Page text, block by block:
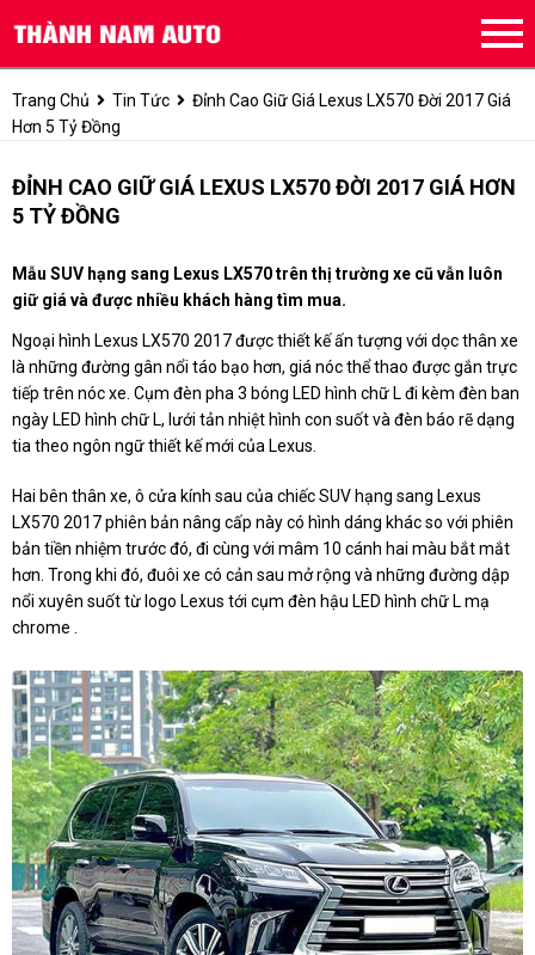
Trang Chủ Tin Tức
Đỉnh Cao Giữ Giá Lexus LX570 Đời 2017 Giá
Hơn 5 Tỷ Đồng
ĐỈNH CAO GIỮ GIÁ LEXUS LX570 ĐỜI 2017 GIÁ HƠN
5 TỶ ĐỒNG
Mẫu SUV hạng sang Lexus LX570 trên thị trường xe cũ vẫn luôn
giữ giá và được nhiều khách hàng tìm mua.
Ngoại hình Lexus LX570 2017 được thiết kế ấn tượng với dọc thân xe
là những đường gân nổi táo bạo hơn, giá nóc thể thao được gắn trực
tiếp trên nóc xe. Cụm đèn pha 3 bóng LED hình chữ L đi kèm đèn ban
ngày LED hình chữ L, lưới tản nhiệt hình con suốt và đèn báo rẽ dạng
tia theo ngôn ngữ thiết kế mới của Lexus.
Hai bên thân xe, ô cửa kính sau của chiếc SUV hạng sang Lexus
LX570 2017 phiên bản nâng cấp này có hình dáng khác so với phiên
bản tiền nhiệm trước đó, đi cùng với mâm 10 cánh hai màu bắt mắt
hơn. Trong khi đó, đuôi xe có cản sau mở rộng và những đường dập
nổi xuyên suốt từ logo Lexus tới cụm đèn hậu LED hình chữ L mạ
chrome .